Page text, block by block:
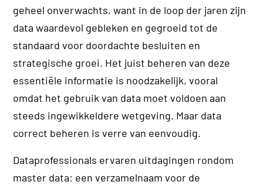
geheel onverwachts, want in de loop der jaren zijn
data waardevol gebleken en gegroeid tot de
standaard voor doordachte besluiten en
strategische groei. Het juist beheren van deze
essentiële informatie is noodzakelijk, vooral
omdat het gebruik van data moet voldoen aan
steeds ingewikkeldere wetgeving. Maar data
correct beheren is verre van eenvoudig.
Dataprofessionals ervaren uitdagingen rondom
master data: een verzamelnaam voor de